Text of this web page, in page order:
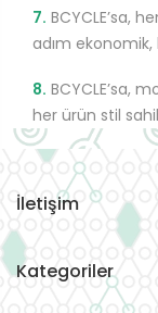
7. BCYCLE’sa,
adım ekonomik,
8. BCYCLE’sa,
her ürün stil
İletişim
Kategoriler